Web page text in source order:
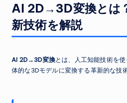
AI 2D→3D変換とは
新技術を解説
AI 2D→3D変換とは、人工知能技術を
体的な3Dモデルに変換する革新的な技術